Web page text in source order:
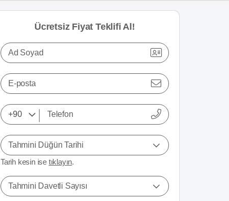
Ücretsiz Fiyat Teklifi Al!
Ad Soyad
E-posta
Tahmini Düğün Tarihi
Tarih kesin ise tıklayın.
Tahmini Davetli Sayısı